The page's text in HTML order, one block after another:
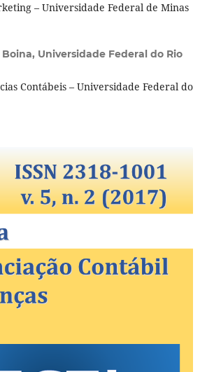
– Universidade Federal de Minas
Universidade Federal do Rio
Contábeis – Universidade Federal do